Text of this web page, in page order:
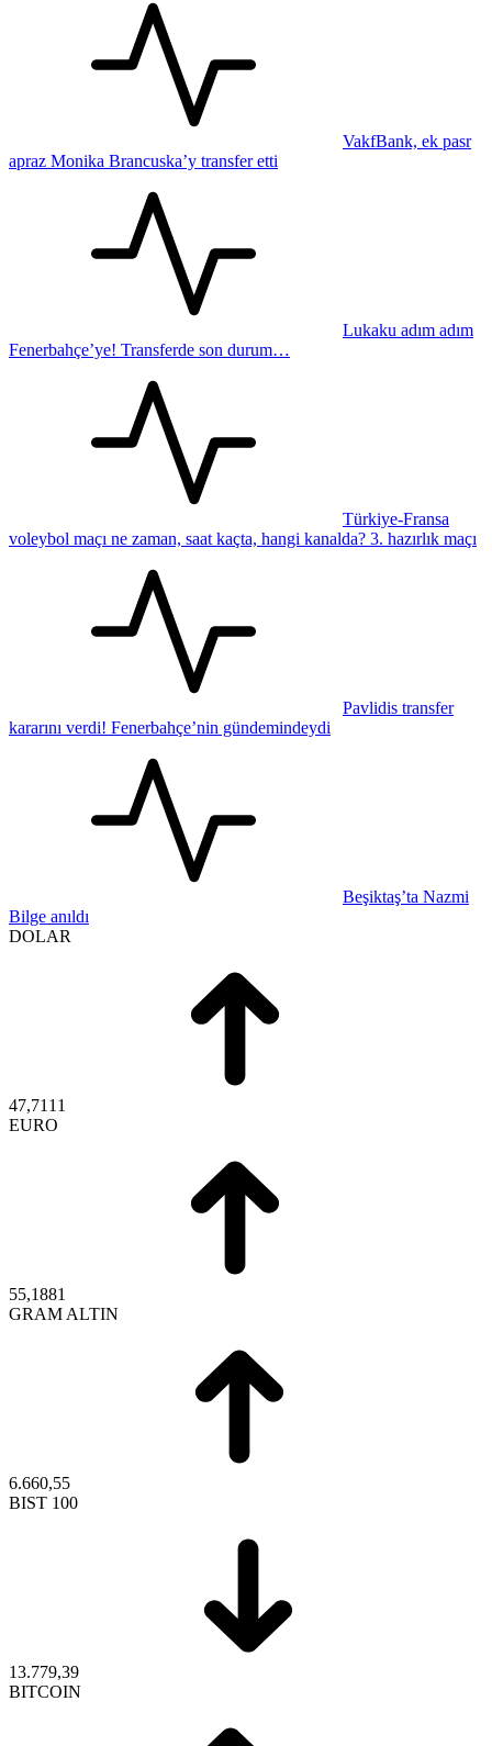
VakfBank, ek pasr
apraz Monika Brancuska’y transfer etti
Lukaku adım adım
Fenerbahçe’ye! Transferde son durum…
Türkiye-Fransa
voleybol maçı ne zaman, saat kaçta, hangi kanalda? 3. hazırlık maçı
Pavlidis transfer
kararını verdi! Fenerbahçe’nin gündemindeydi
Beşiktaş’ta Nazmi
Bilge anıldı
DOLAR
47,7111
EURO
55,1881
GRAM ALTIN
6.660,55
BIST 100
13.779,39
BITCOIN